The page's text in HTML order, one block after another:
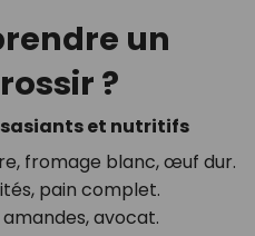
un
?
et nutritifs
fromage blanc, œuf dur.
pain complet.
amandes, avocat.